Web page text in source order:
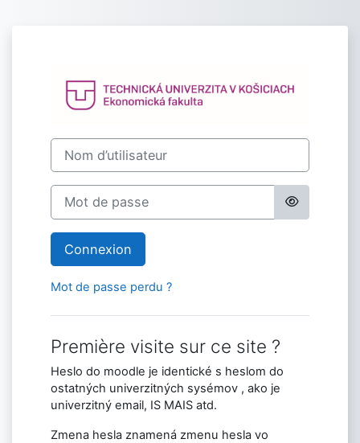
Connexion à
Nom d’utilisateur
Mot de passe
Connexion
Mot de passe perdu ?
Première visite sur ce site ?
Heslo do moodle je identické s heslom do
ostatných univerzitných sysémov , ako je
univerzitný email, IS MAIS atd.
Zmena hesla znamená zmenu hesla vo